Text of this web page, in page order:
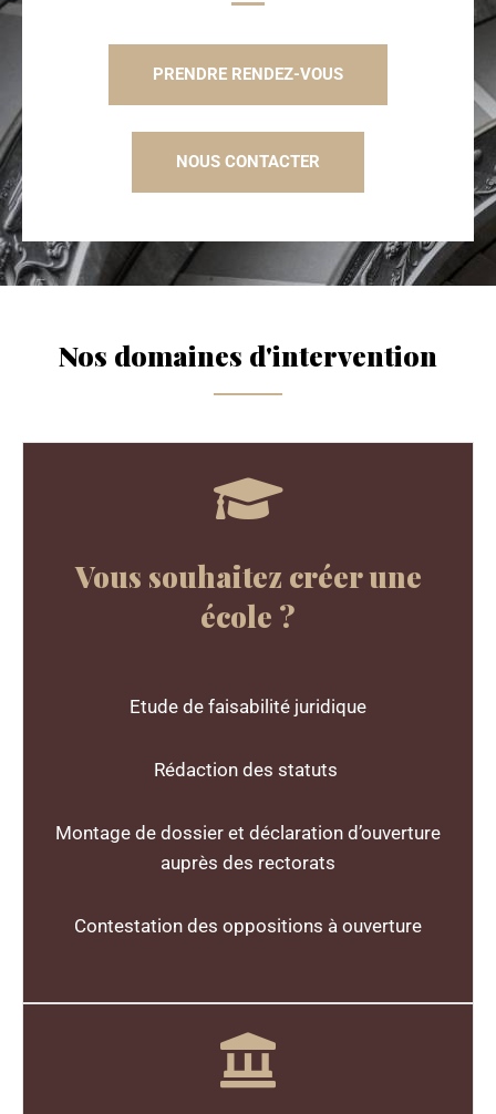
PRENDRE RENDEZ-VOUS
NOUS CONTACTER
Nos domaines d'intervention
Vous souhaitez créer une
école ?
Etude de faisabilité juridique
Rédaction des statuts
Montage de dossier et déclaration d’ouverture
auprès des rectorats
Contestation des oppositions à ouverture